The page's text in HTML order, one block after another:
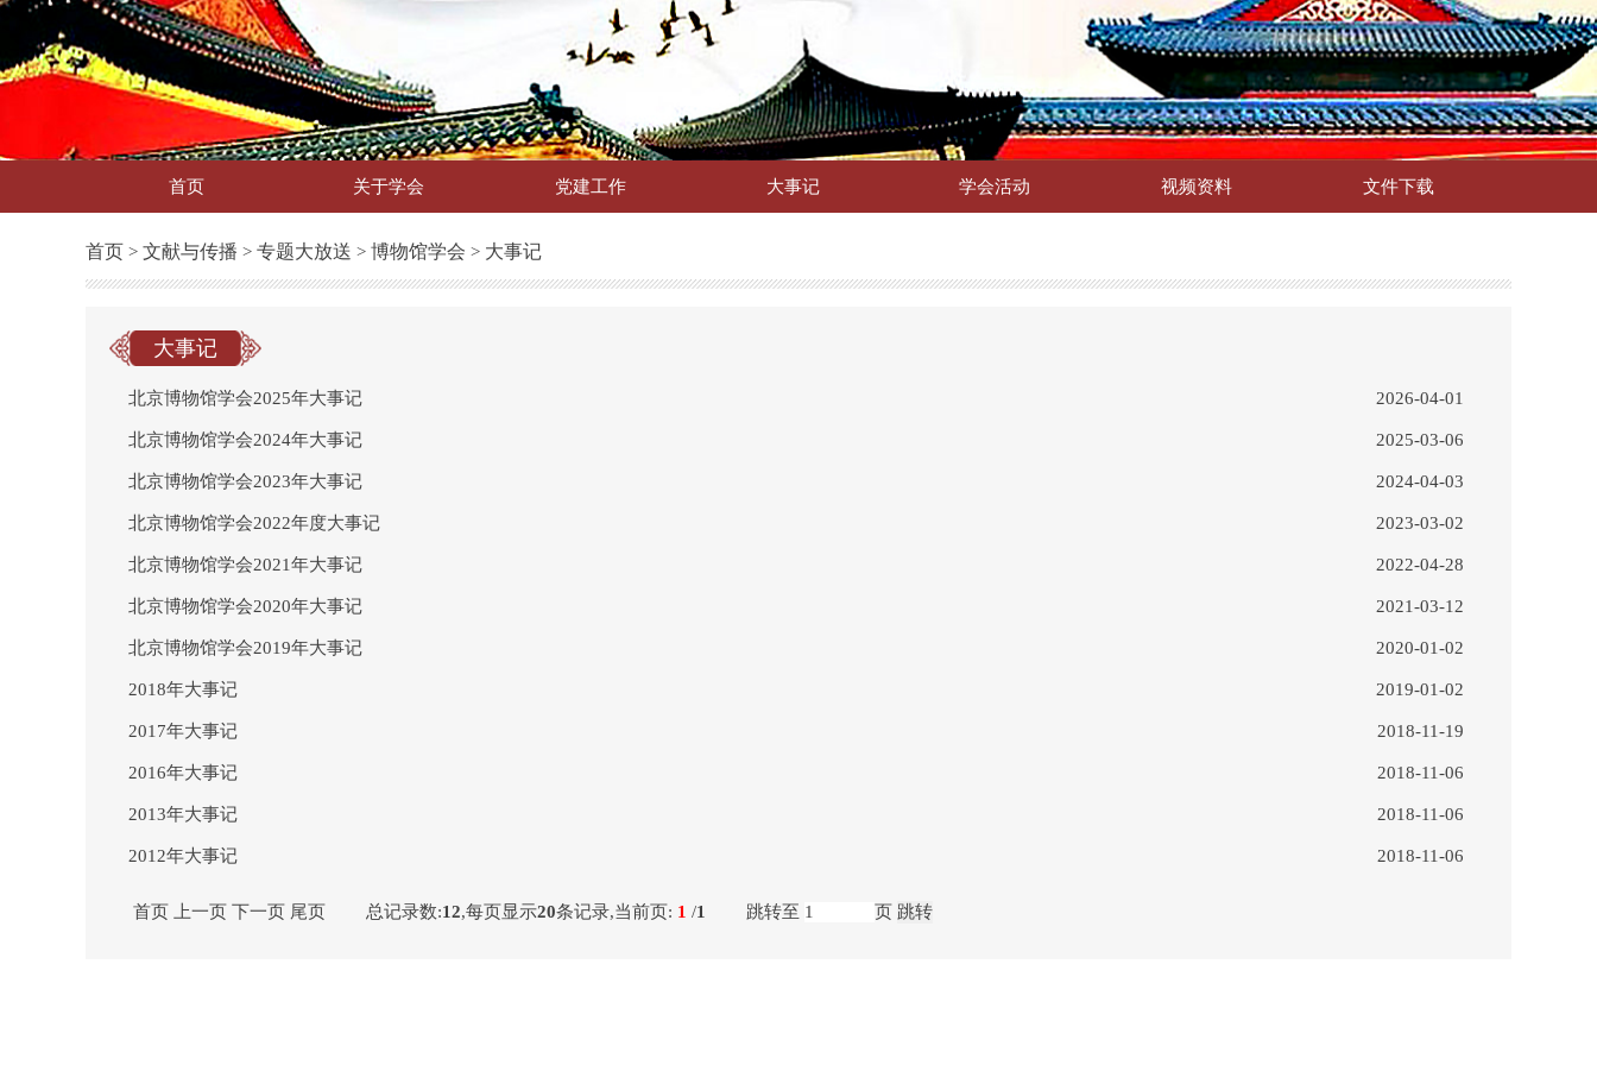
首页 关于学会 党建工作 大事记 学会活动 视频资料 文件下载
首页 > 文献与传播 > 专题大放送 > 博物馆学会 > 大事记
大事记
北京博物馆学会2025年大事记 2026-04-01
北京博物馆学会2024年大事记 2025-03-06
北京博物馆学会2023年大事记 2024-04-03
北京博物馆学会2022年度大事记 2023-03-02
北京博物馆学会2021年大事记 2022-04-28
北京博物馆学会2020年大事记 2021-03-12
北京博物馆学会2019年大事记 2020-01-02
2018年大事记 2019-01-02
2017年大事记 2018-11-19
2016年大事记 2018-11-06
2013年大事记 2018-11-06
2012年大事记 2018-11-06
首页 上一页 下一页 尾页 总记录数:12,每页显示20条记录,当前页: 1 /1 跳转至 页